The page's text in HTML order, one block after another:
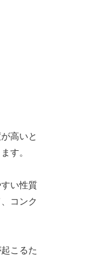
高いと
す。
い性質
コンク
こるた